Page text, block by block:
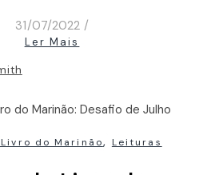
31/07/2022 /
Ler Mais
do Marinão, Leituras